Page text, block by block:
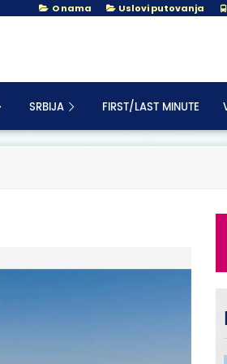
O nama Uslovi putovanja
SRBIJA FIRST/LAST MINUTE